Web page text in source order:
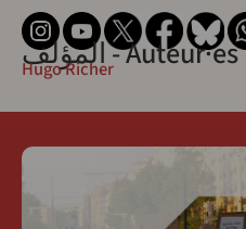
المؤلف - Auteur·esHugo Richer